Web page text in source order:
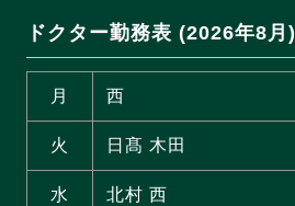
ドクター勤務表 (2026年8月)
月 西
火 日髙 木田
水 北村 西